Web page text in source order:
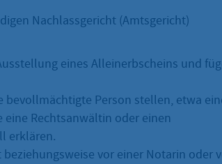
Nachlassgericht (Amtsgericht)
eines Alleinerbscheins und
Person stellen, etwa
Rechtsanwältin oder einen
erklären.
vor einer Notarin oder